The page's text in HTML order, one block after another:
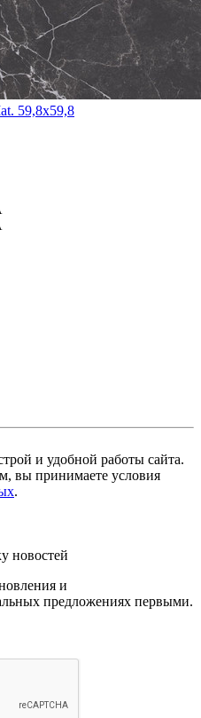
59,8x59,8
и удобной работы сайта.
вы принимаете условия
.
новостей
и
предложениях первыми.